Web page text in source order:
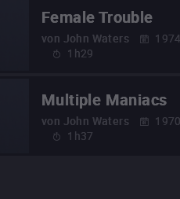
Female Trouble
von John Waters 1974
1h29
Multiple Maniacs
von John Waters 1970
1h37